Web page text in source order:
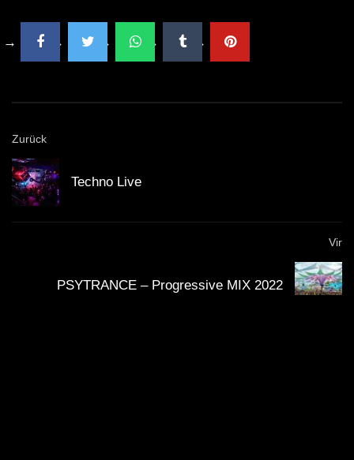
Zurück
Techno Live
Vir
PSYTRANCE – Progressive MIX 2022